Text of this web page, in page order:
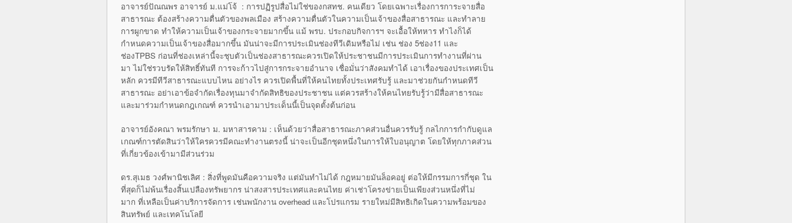
อาจารย์ปัณณพร อาจารย์ ม.แม่โจ้ : การปฏิรูปสื่อไม่ใช่ของกสทช. คนเดียว โดยเฉพาะเรื่องการการะจายสื่อ
สาธารณะ ต้องสร้างความตื่นตัวของพลเมือง สร้างความตื่นตัวในความเป็นเจ้าของสื่อสาธารณะ และทำลาย
การผูกขาด ทำให้ความเป็นเจ้าของกระจายมากขึ้น แม้ พรบ. ประกอบกิจการฯ จะเอื้อให้ทหาร ทำไงก็ได้
กำหนดความเป็นเจ้าของสื่อมากขึ้น มันน่าจะมีการประเมินช่องทีวีเดิมหรือไม่ เช่น ช่อง 5ช่อง11 และ
ช่องTPBS ก่อนที่ช่องเหล่านี้จะชุบตัวเป็นช่องสาธารณะควรเปิดให้ประชาชนมีการประเมินการทำงานที่ผ่าน
มา ไม่ใช่รวบรัดให้สิทธิ์ทันที การจะก้าวไปสู่การกระจายอำนาจ เชื่อมั่นว่าสังคมทำได้ เอาเรื่องของประเทศเป็น
หลัก ควรมีทีวีสาธารณะแบบไหน อย่างไร ควรเปิดพื้นที่ให้คนไทยทั้งประเทศรับรู้ และมาช่วยกันกำหนดทีวี
สาธารณะ อย่าเอาข้อจำกัดเรื่องทุนมาจำกัดสิทธิของประชาชน แต่ควรสร้างให้คนไทยรับรู้ว่ามีสื่อสาธารณะ
และมาร่วมกำหนดกฎเกณฑ์ ควรนำเอามาประเด็นนี้เป็นจุดตั้งต้นก่อน
อาจารย์อังคณา พรมรักษา ม. มหาสารคาม : เห็นด้วยว่าสื่อสาธารณะภาคส่วนอื่นควรรับรู้ กลไกการกำกับดูแล
เกณฑ์การตัดสินว่าให้ใครควรมีคณะทำงานตรงนี้ น่าจะเป็นอีกชุดหนึ่งในการให้ใบอนุญาต โดยให้ทุกภาคส่วน
ที่เกี่ยวข้องเข้ามามีส่วนร่วม
ดร.สุเมธ วงศ์พานิชเลิศ : สิ่งที่พูดมันคือความจริง แต่มันทำไม่ได้ กฎหมายมันล็อคอยู่ ต่อให้มีกรรมการกี่ชุด ใน
ที่สุดก็ไม่พ้นเรื่องสิ้นเปลืองทรัพยากร น่าสงสารประเทศและคนไทย ค่าเช่าโครงข่ายเป็นเพียงส่วนหนึ่งที่ไม่
มาก ที่เหลือเป็นค่าบริการจัดการ เช่นพนักงาน overhead และโปรแกรม รายใหม่มีสิทธิเกิดในความพร้อมของ
สินทรัพย์ และเทคโนโลยี